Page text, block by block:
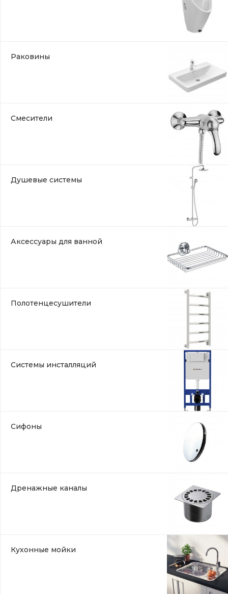
Раковины
Смесители
Душевые системы
Аксессуары для ванной
Полотенцесушители
Системы инсталляций
Сифоны
Дренажные каналы
Кухонные мойки